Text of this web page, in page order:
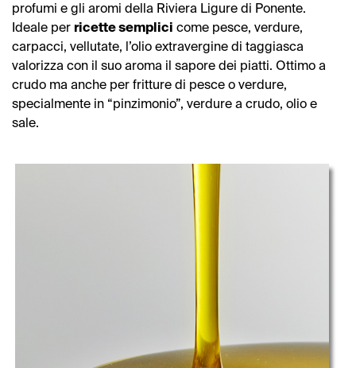
profumi e gli aromi della Riviera Ligure di Ponente.
Ideale per ricette semplici come pesce, verdure,
carpacci, vellutate, l’olio extravergine di taggiasca
valorizza con il suo aroma il sapore dei piatti. Ottimo a
crudo ma anche per fritture di pesce o verdure,
specialmente in “pinzimonio”, verdure a crudo, olio e
sale.